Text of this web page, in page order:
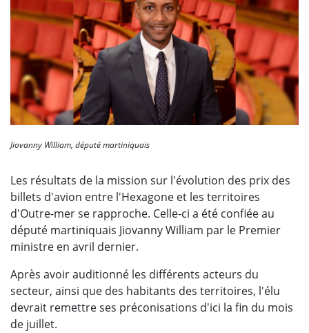
Jiovanny William, député martiniquais
Les résultats de la mission sur l'évolution des prix des
billets d'avion entre l'Hexagone et les territoires
d'Outre-mer se rapproche. Celle-ci a été confiée au
député martiniquais Jiovanny William par le Premier
ministre en avril dernier.
Après avoir auditionné les différents acteurs du
secteur, ainsi que des habitants des territoires, l'élu
devrait remettre ses préconisations d'ici la fin du mois
de juillet.